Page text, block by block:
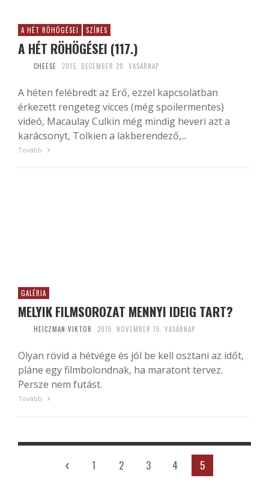
A HÉT RÖHÖGÉSEI SZÍNES
A HÉT RÖHÖGÉSEI (117.)
CHEESE 2015. DECEMBER 20. VASÁRNAP
A héten felébredt az Erő, ezzel kapcsolatban
érkezett rengeteg vicces (még spoilermentes)
videó, Macaulay Culkin még mindig heveri azt a
karácsonyt, Tolkien a lakberendező,...
Tovább
GALÉRIA
MELYIK FILMSOROZAT MENNYI IDEIG TART?
HEICZMAN VIKTOR 2015. NOVEMBER 15. VASÁRNAP
Olyan rövid a hétvége és jól be kell osztani az időt,
pláne egy filmbolondnak, ha maratont tervez.
Persze nem futást.
Tovább
1 2 3 4 5